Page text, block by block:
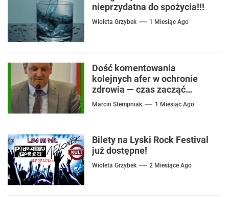
nieprzydatna do spożycia!!!
Wioleta Grzybek 1 Miesiąc Ago
Dość komentowania
kolejnych afer w ochronie
zdrowia — czas zacząć
mówić o rozwiązaniach
Marcin Stempniak 1 Miesiąc Ago
Bilety na Lyski Rock Festival
już dostępne!
Wioleta Grzybek 2 Miesiące Ago